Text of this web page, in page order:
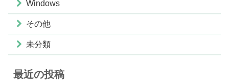
Windows
その他
未分類
最近の投稿